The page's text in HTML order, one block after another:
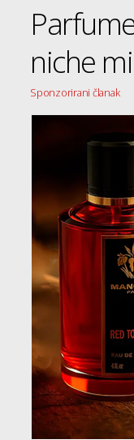
niche
Sponzorirani članak